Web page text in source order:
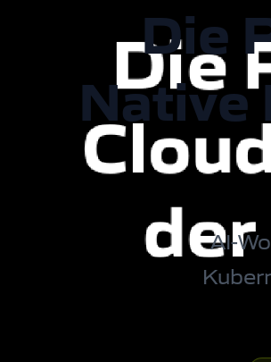
Die
Native
AI-